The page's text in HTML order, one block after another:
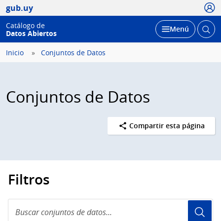
gub.uy
Catálogo de
Datos Abiertos
Desplegar
Menú Abrir
Inicio Conjuntos de Datos
Conjuntos de Datos
Compartir esta página
Filtros
conjuntos